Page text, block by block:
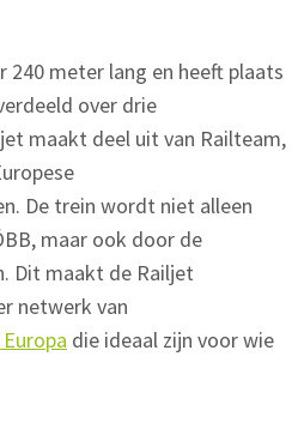
240 meter lang en heeft plaats
over drie
maakt deel uit van Railteam,
De trein wordt niet alleen
maar ook door de
Dit maakt de Railjet
netwerk van
die ideaal zijn voor wie